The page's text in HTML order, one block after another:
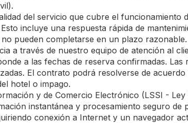
del servicio que cubre el funcionamiento
incluye una respuesta rápida de
pueden completarse en un plazo
a través de nuestro equipo de atención al
a las fechas de reserva confirmadas. Las
El contrato podrá resolverse de
hotel o impago.
y de Comercio Electrónico (LSSI -
instantánea y procesamiento seguro de
conexión a Internet y un navegador